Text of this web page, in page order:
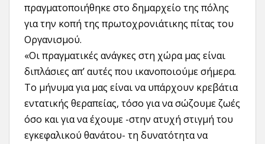
πραγματοποιήθηκε στο δημαρχείο της πόλης
για την κοπή της πρωτοχρονιάτικης πίτας του
Οργανισμού.
«Οι πραγματικές ανάγκες στη χώρα μας είναι
διπλάσιες απ’ αυτές που ικανοποιούμε σήμερα.
Το μήνυμα για μας είναι να υπάρχουν κρεβάτια
εντατικής θεραπείας, τόσο για να σώζουμε ζωές
όσο και για να έχουμε -στην ατυχή στιγμή του
εγκεφαλικού θανάτου- τη δυνατότητα να